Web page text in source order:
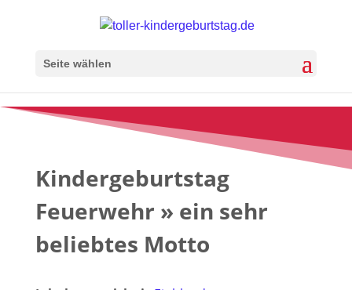
Seite wählen
Kindergeburtstag
Feuerwehr » ein sehr
beliebtes Motto